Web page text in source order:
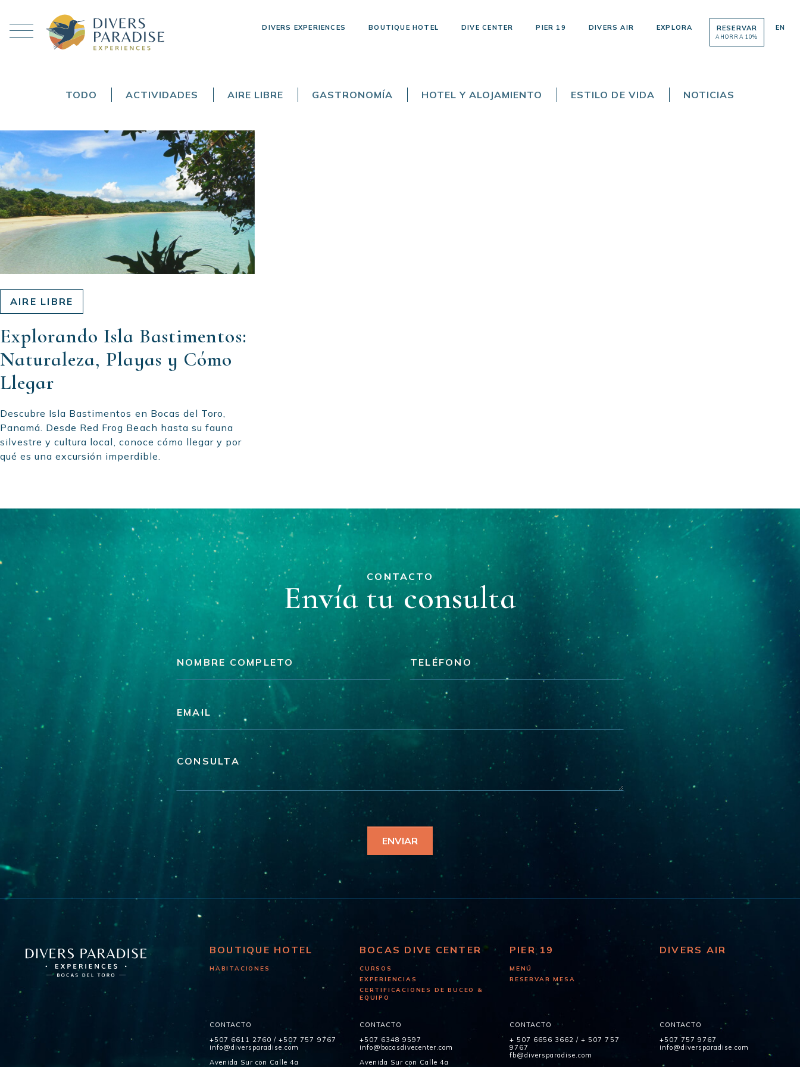
DIVERS EXPERIENCES BOUTIQUE HOTEL DIVE CENTER PIER 19 DIVERS AIR EXPLORA RESERVAR
AHORRA 10%
EN
TODO ACTIVIDADES AIRE LIBRE GASTRONOMÍA HOTEL Y ALOJAMIENTO ESTILO DE VIDA NOTICIAS
AIRE LIBRE
Explorando Isla Bastimentos:
Naturaleza, Playas y Cómo
Llegar
Descubre Isla Bastimentos en Bocas del Toro,
Panamá. Desde Red Frog Beach hasta su fauna
silvestre y cultura local, conoce cómo llegar y por
qué es una excursión imperdible.
CONTACTO
Envía tu consulta
BOUTIQUE HOTEL
HABITACIONES
BOCAS DIVE CENTER
CURSOS
EXPERIENCIAS
CERTIFICACIONES DE BUCEO &
EQUIPO
PIER 19
MENÚ
RESERVAR MESA
DIVERS AIR
CONTACTO
+507 6611 2760 /+507 757 9767
info@diversparadise.com
Avenida Sur con Calle 4a
CONTACTO
+507 6348 9597
info@bocasdivecenter.com
Avenida Sur con Calle 4a
CONTACTO
+ 507 6656 3662 /+ 507 757
9767
fb@diversparadise.com
CONTACTO
+507 757 9767
info@diversparadise.com